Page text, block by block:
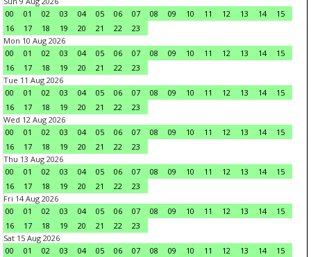
00
01 02 03 04 05 06 07 08 09 10 11 12 13 14
15
16
17 18 19 20 21 22
23
Mon 10 Aug 2026
00
01 02 03 04 05 06 07 08 09 10 11 12 13 14
15
16
17 18 19 20 21 22
23
Tue 11 Aug 2026
00
01 02 03 04 05 06 07 08 09 10 11 12 13 14
15
16
17 18 19 20 21 22
23
Wed 12 Aug 2026
00
01 02 03 04 05 06 07 08 09 10 11 12 13 14
15
16
17 18 19 20 21 22
23
Thu 13 Aug 2026
00
01 02 03 04 05 06 07 08 09 10 11 12 13 14
15
16
17 18 19 20 21 22
23
Fri 14 Aug 2026
00
01 02 03 04 05 06 07 08 09 10 11 12 13 14
15
16
17 18 19 20 21 22
23
Sat 15 Aug 2026
00
01 02 03 04 05 06 07 08 09 10 11 12 13 14 15